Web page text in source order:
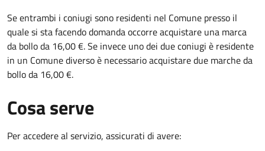
Se entrambi i coniugi sono residenti nel Comune presso il
quale si sta facendo domanda occorre acquistare una marca
da bollo da 16,00 €. Se invece uno dei due coniugi è residente
in un Comune diverso è necessario acquistare due marche da
bollo da 16,00 €.
Cosa serve
Per accedere al servizio, assicurati di avere: